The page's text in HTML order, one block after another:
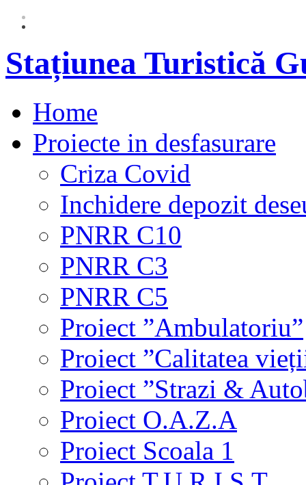
Stațiunea Turistică
Home
Proiecte in desfasurare
Criza Covid
Inchidere depozit
PNRR C10
PNRR C3
PNRR C5
Proiect ”Ambulatoriu”
Proiect ”Calitatea
Proiect ”Strazi &
Proiect O.A.Z.A
Proiect Scoala 1